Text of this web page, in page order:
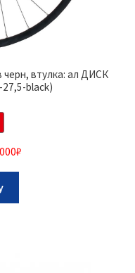
черн, втулка: ал ДИСК
27,5-black)
₽